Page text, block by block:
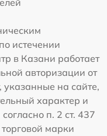
истечении
в Казани работает
авторизации от
на сайте,
характер и
п. 2 ст. 437
марки